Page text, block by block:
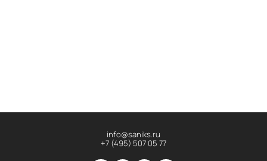
info@saniks.ru
+7 (495) 507 05 77